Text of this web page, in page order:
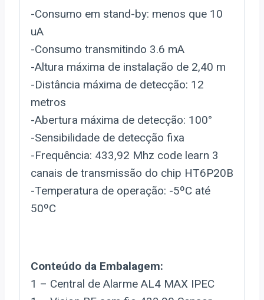
-Consumo em stand-by: menos que 10
uA
-Consumo transmitindo 3.6 mA
-Altura máxima de instalação de 2,40 m
-Distância máxima de detecção: 12
metros
-Abertura máxima de detecção: 100°
-Sensibilidade de detecção fixa
-Frequência: 433,92 Mhz code learn 3
canais de transmissão do chip HT6P20B
-Temperatura de operação: -5ºC até
50ºC
Conteúdo da Embalagem:
1 – Central de Alarme AL4 MAX IPEC